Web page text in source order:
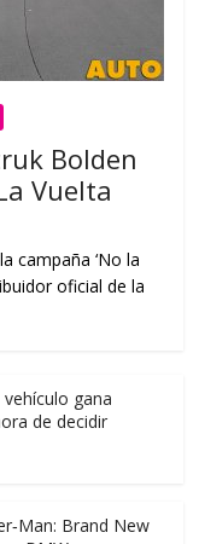
Bolden
Vuelta
campaña ‘No la
oficial de la
gana
de decidir
Brand New